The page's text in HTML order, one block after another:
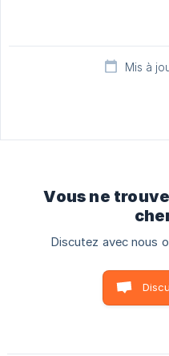
Mis à
Vous ne
Discutez avec nous